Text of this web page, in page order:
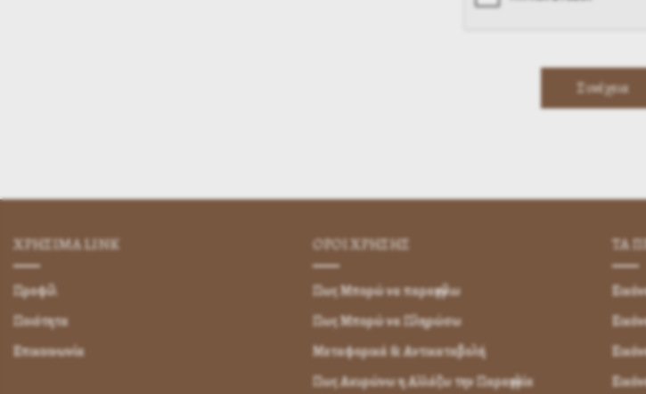
ΧΡΗΣΙΜA LINK
Προφίλ
Ποιότητα
Επικοινωνία
ΌΡΟΙ ΧΡΉΣΗΣ
Πως Μπορώ να παραγγείλω
Πως Μπορώ να Πληρώσω
Μεταφορικά & Αντικαταβολή
Πως Ακυρώνω η Αλλάζω την Παραγγελία
ΤΑ